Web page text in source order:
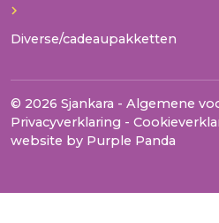
Diverse/cadeaupakketten
© 2026 Sjankara - Algemene
Privacyverklaring -
website by Purple Panda